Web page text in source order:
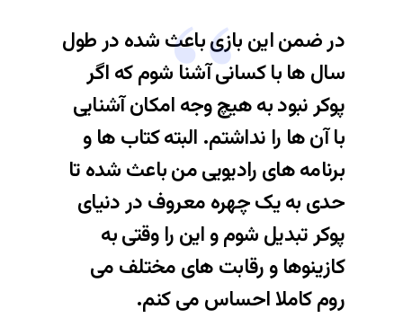
در ضمن این بازی باعث شده در طول
سال ها با کسانی آشنا شوم که اگر
پوکر نبود به هیچ وجه امکان آشنایی
با آن ها را نداشتم. البته کتاب ها و
برنامه های رادیویی من باعث شده تا
حدی به یک چهره معروف در دنیای
پوکر تبدیل شوم و این را وقتی به
کازینوها و رقابت های مختلف می
روم کاملا احساس می کنم.